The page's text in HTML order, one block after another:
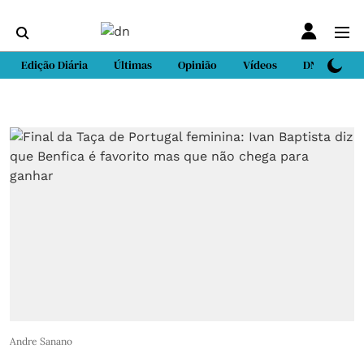
Edição Diária Últimas Opinião Vídeos DN Sport
Andre Sanano